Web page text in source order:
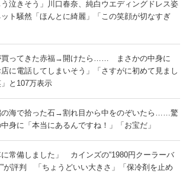
う泣きそう」川口春奈、純白ウエディングドレス姿
ット騒然「ほんとに綺麗」「この笑顔が切なすぎ
買ってきた赤福→開けたら…… まさかの中身に
店に電話してしまいそう」「さすがに初めて見まし
と107万表示
の海で拾った石→割れ目から中をのぞいたら……驚
中身に「本当にあるんですね！」「お宝だ」
に常備しました」 カインズの“1980円クーラーバ
”が評判 「ちょうどいい大きさ」「保冷剤を止め